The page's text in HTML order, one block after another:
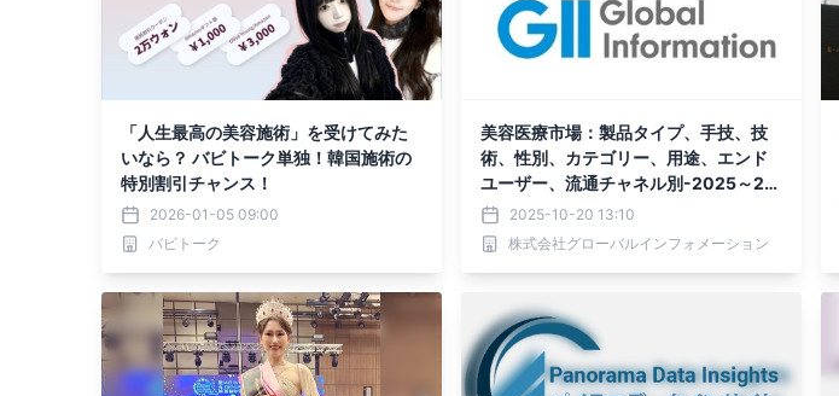
「人生最高の美容施術」を受けてみた
いなら？ バビトーク単独！韓国施術の
特別割引チャンス！
2026-01-05 09:00
バビトーク
美容医療市場：製品タイプ、手技、技
術、性別、カテゴリー、用途、エンド
ユーザー、流通チャネル別-2025～20
30年の世界予測
2025-10-20 13:10
株式会社グローバルインフォメーション